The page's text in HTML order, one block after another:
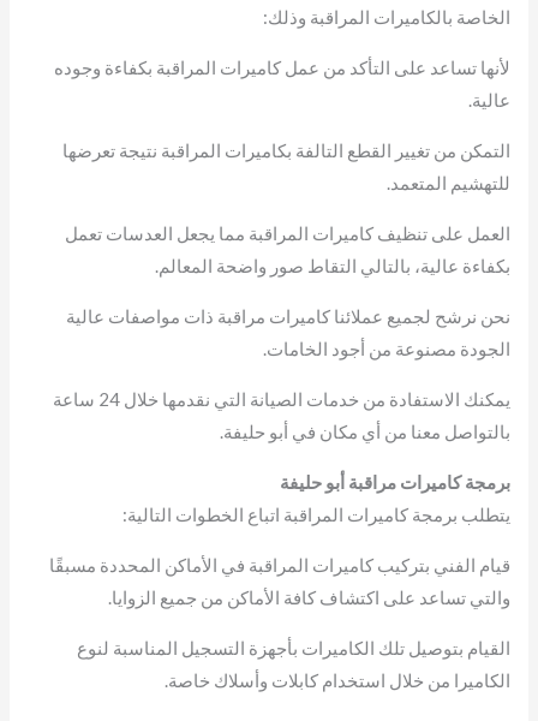
الخاصة بالكاميرات المراقبة وذلك:
لأنها تساعد على التأكد من عمل كاميرات المراقبة بكفاءة وجوده
عالية.
التمكن من تغيير القطع التالفة بكاميرات المراقبة نتيجة تعرضها
للتهشيم المتعمد.
العمل على تنظيف كاميرات المراقبة مما يجعل العدسات تعمل
بكفاءة عالية، بالتالي التقاط صور واضحة المعالم.
نحن نرشح لجميع عملائنا كاميرات مراقبة ذات مواصفات عالية
الجودة مصنوعة من أجود الخامات.
يمكنك الاستفادة من خدمات الصيانة التي نقدمها خلال 24 ساعة
بالتواصل معنا من أي مكان في أبو حليفة.
برمجة كاميرات مراقبة أبو حليفة
يتطلب برمجة كاميرات المراقبة اتباع الخطوات التالية:
قيام الفني بتركيب كاميرات المراقبة في الأماكن المحددة مسبقًا
والتي تساعد على اكتشاف كافة الأماكن من جميع الزوايا.
القيام بتوصيل تلك الكاميرات بأجهزة التسجيل المناسبة لنوع
الكاميرا من خلال استخدام كابلات وأسلاك خاصة.